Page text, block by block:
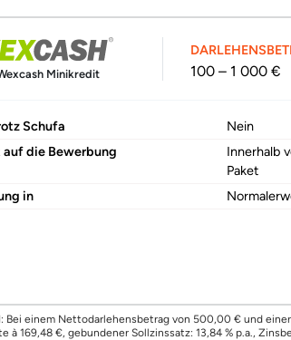
Minikredit 100 – 1 000 €
Schufa
Nein
die Bewerbung
Innerhalb
Paket
in
: Bei einem Nettodarlehensbetrag von 500,00 € und
à 169,48 €, gebundener Sollzinssatz: 13,84 % p.a.,